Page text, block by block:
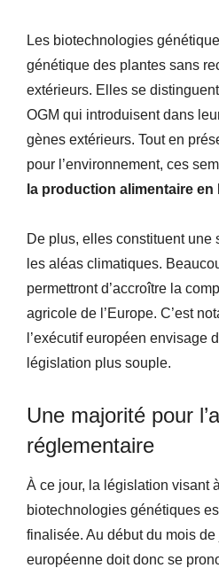
Les biotechnologies
génétique des plantes sans
extérieurs. Elles se
OGM qui introduisent dans
gènes extérieurs. Tout en
pour l’environnement, ces
la production alimentaire en
De plus, elles constituent une
les aléas climatiques.
permettront d’accroître la
agricole de l’Europe. C’est
l’exécutif européen envisage
législation plus souple.
Une majorité pour
réglementaire
À ce jour, la législation visant
biotechnologies génétiques
finalisée. Au début du mois
européenne doit donc se